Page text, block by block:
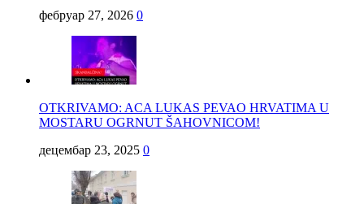
фебруар 27, 2026 0
OTKRIVAMO: ACA LUKAS PEVAO HRVATIMA U
MOSTARU OGRNUT ŠAHOVNICOM!
децембар 23, 2025 0